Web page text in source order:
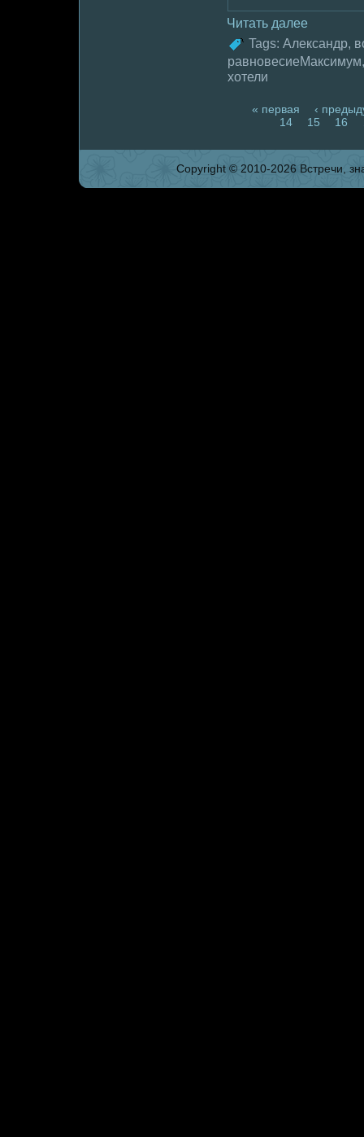
Читать далее
Tags: Александр,
равновесиеМаксимум
хотели
« первая
‹
14
15 16
Copyright © 2010-2026 Встpeчи,